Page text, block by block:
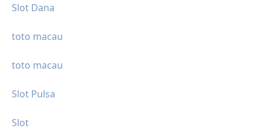
Slot Dana
toto macau
toto macau
Slot Pulsa
Slot